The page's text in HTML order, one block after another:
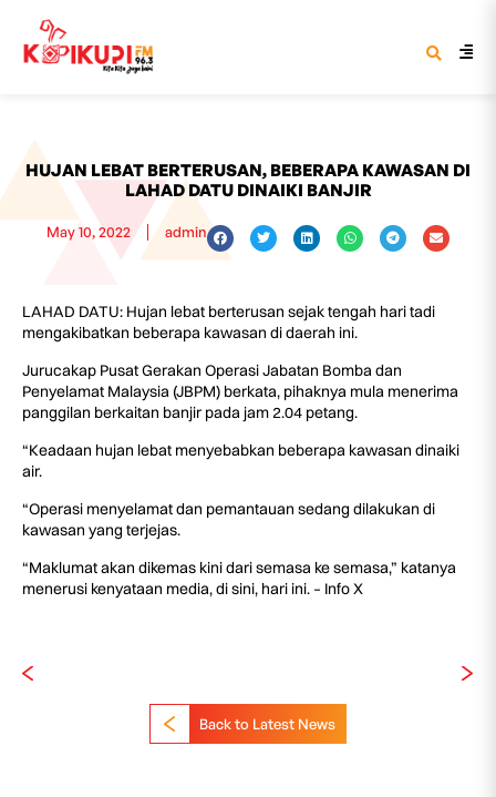
HUJAN LEBAT BERTERUSAN, BEBERAPA KAWASAN DI
LAHAD DATU DINAIKI BANJIR
May 10, 2022 admin
LAHAD DATU: Hujan lebat berterusan sejak tengah hari tadi
mengakibatkan beberapa kawasan di daerah ini.
Jurucakap Pusat Gerakan Operasi Jabatan Bomba dan
Penyelamat Malaysia (JBPM) berkata, pihaknya mula menerima
panggilan berkaitan banjir pada jam 2.04 petang.
“Keadaan hujan lebat menyebabkan beberapa kawasan dinaiki
air.
“Operasi menyelamat dan pemantauan sedang dilakukan di
kawasan yang terjejas.
“Maklumat akan dikemas kini dari semasa ke semasa,” katanya
menerusi kenyataan media, di sini, hari ini. – Info X
Back to Latest News